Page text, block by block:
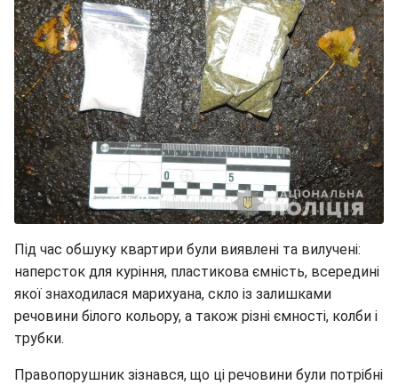
Під час обшуку квартири були виявлені та вилучені:
наперсток для куріння, пластикова ємність, всередині
якої знаходилася марихуана, скло із залишками
речовини білого кольору, а також різні ємності, колби і
трубки.
Правопорушник зізнався, що ці речовини були потрібні